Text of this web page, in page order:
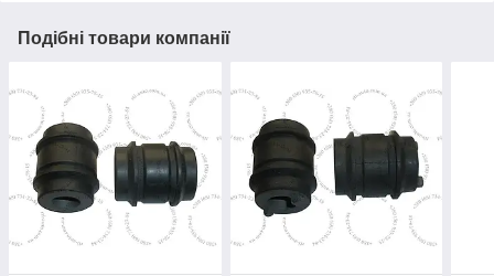
Подібні товари компанії